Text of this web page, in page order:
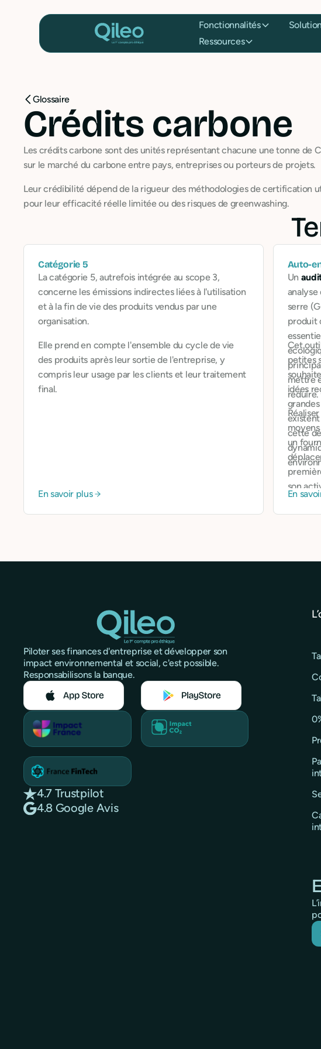
Fonctionnalités
Ressources
Glossaire
Crédits carbone
Les crédits carbone sont des unités représentant chacune une tonne de
sur le marché du carbone entre pays, entreprises ou porteurs de projets.
Leur crédibilité dépend de la rigueur des méthodologies de certification
pour leur efficacité réelle limitée ou des risques de greenwashing.
Catégorie 5
La catégorie 5, autrefois intégrée au scope 3,
concerne les émissions indirectes liées à l'utilisation
et à la fin de vie des produits vendus par une
organisation.
Elle prend en compte l'ensemble du cycle de vie
des produits après leur sortie de l'entreprise, y
compris leur usage par les clients et leur traitement
final.
En savoir plus
Auto-
Un
serre
produit
mettre
réduire.
Cet
petites
idées
cette
un
son
En
Piloter ses finances d'entreprise et développer son
impact environnemental et social, c'est possible.
Responsabilisons la banque.
4.7 Trustpilot
4.8 Google Avis